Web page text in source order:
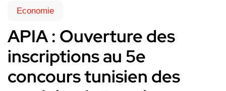
Economie
APIA : Ouverture des
inscriptions au 5e
concours tunisien des